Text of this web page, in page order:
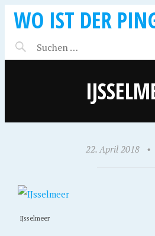
WO IST DER
22. April 2018 •
IJsselmeer